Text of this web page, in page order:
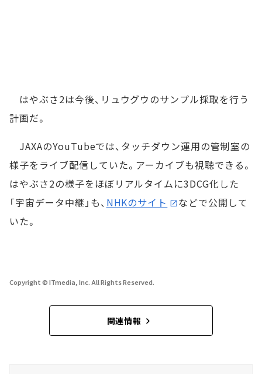
はやぶさ2は今後、リュウグウのサンプル採取を行う
計画だ。
JAXAのYouTubeでは、タッチダウン運用の管制室の
様子をライブ配信していた。アーカイブも視聴できる。
はやぶさ2の様子をほぼリアルタイムに3DCG化した
「宇宙データ中継」も、 NHKのサイト
などで公開して
いた。
Copyright © ITmedia, Inc. All Rights Reserved.
関連情報